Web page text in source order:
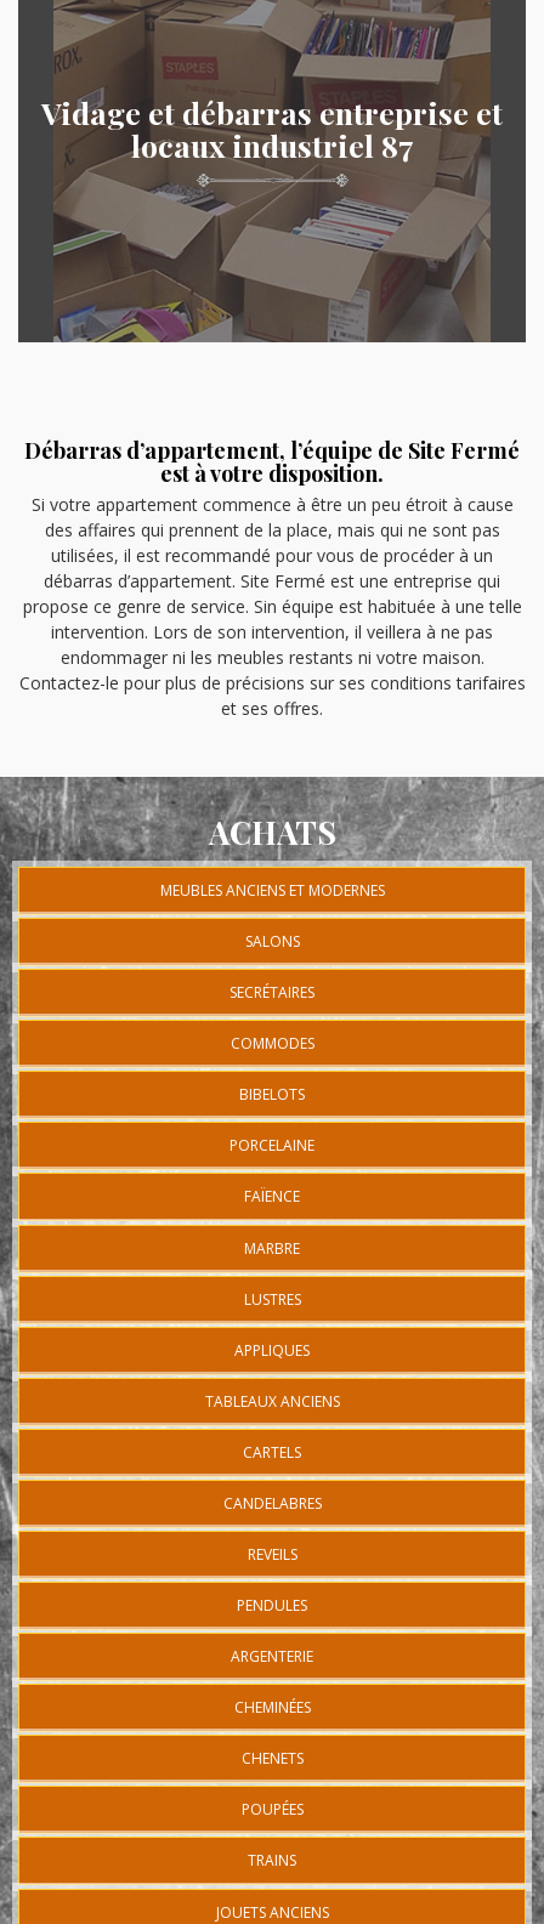
Vidage et débarras entreprise et
locaux industriel 87
Débarras d’appartement, l’équipe de Site Fermé
est à votre disposition.
Si votre appartement commence à être un peu étroit à cause
des affaires qui prennent de la place, mais qui ne sont pas
utilisées, il est recommandé pour vous de procéder à un
débarras d’appartement. Site Fermé est une entreprise qui
propose ce genre de service. Sin équipe est habituée à une telle
intervention. Lors de son intervention, il veillera à ne pas
endommager ni les meubles restants ni votre maison.
Contactez-le pour plus de précisions sur ses conditions tarifaires
et ses offres.
ACHATS
MEUBLES ANCIENS ET MODERNES
SALONS
SECRÉTAIRES
COMMODES
BIBELOTS
PORCELAINE
FAÏENCE
MARBRE
LUSTRES
APPLIQUES
TABLEAUX ANCIENS
CARTELS
CANDELABRES
REVEILS
PENDULES
ARGENTERIE
CHEMINÉES
CHENETS
POUPÉES
TRAINS
JOUETS ANCIENS